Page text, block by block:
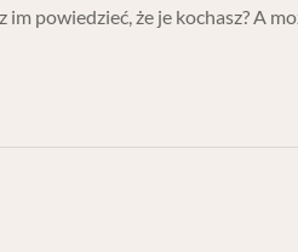
powiedzieć, że je kochasz? A